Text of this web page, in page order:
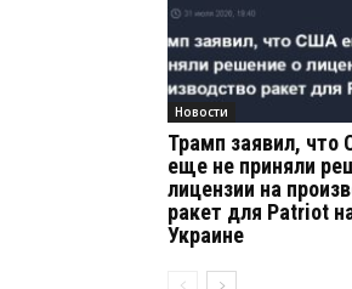
Новости
Трамп заявил,
еще не приняли
лицензии на
ракет для Patriot
Украине